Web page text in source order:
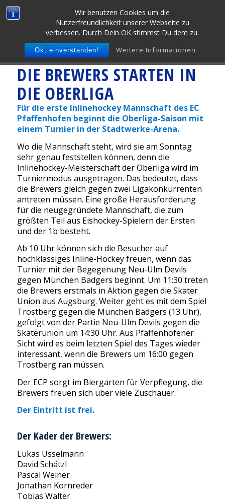
Wir benutzen Cookies um die
Nutzerfreundlichkeit unserer Webseite zu
verbessen. Durch Dein OK stimmst Du dem zu.
Ok, einverstanden! Weitere Informationen
DIE BREWERS STARTEN IN
DIE OBERLIGA
Für die erste Inlinehockey Mannschaft des EC
Pfaffenhofen beginnt die Oberliga-Saison mit
einem Turnier in der Stadtwerke-Arena.
Wo die Mannschaft steht, wird sie am Sonntag
sehr genau feststellen können, denn die
Inlinehockey-Meisterschaft der Oberliga wird im
Turniermodus ausgetragen. Das bedeutet, dass
die Brewers gleich gegen zwei Ligakonkurrenten
antreten müssen. Eine große Herausforderung
für die neugegründete Mannschaft, die zum
größten Teil aus Eishockey-Spielern der Ersten
und der 1b besteht.
Ab 10 Uhr können sich die Besucher auf
hochklassiges Inline-Hockey freuen, wenn das
Turnier mit der Begegenung Neu-Ulm Devils
gegen München Badgers beginnt. Um 11:30 treten
die Brewers erstmals in Aktion gegen die Skater
Union aus Augsburg. Weiter geht es mit dem Spiel
Trostberg gegen die München Badgers (13 Uhr),
gefolgt von der Partie Neu-Ulm Devils gegen die
Skaterunion um 14:30 Uhr. Aus Pfaffenhofener
Sicht wird es beim letzten Spiel des Tages wieder
interessant, wenn die Brewers um 16:00 gegen
Trostberg ran müssen.
Der ECP sorgt im Biergarten für Verpflegung, die
Brewers freuen sich über viele Zuschauer.
Der Eintritt ist frei.
Der Kader der Brewers:
Lukas Usselmann
David Schätzl
Pascal Weiner
Jonathan Kornreder
Tobias Walter